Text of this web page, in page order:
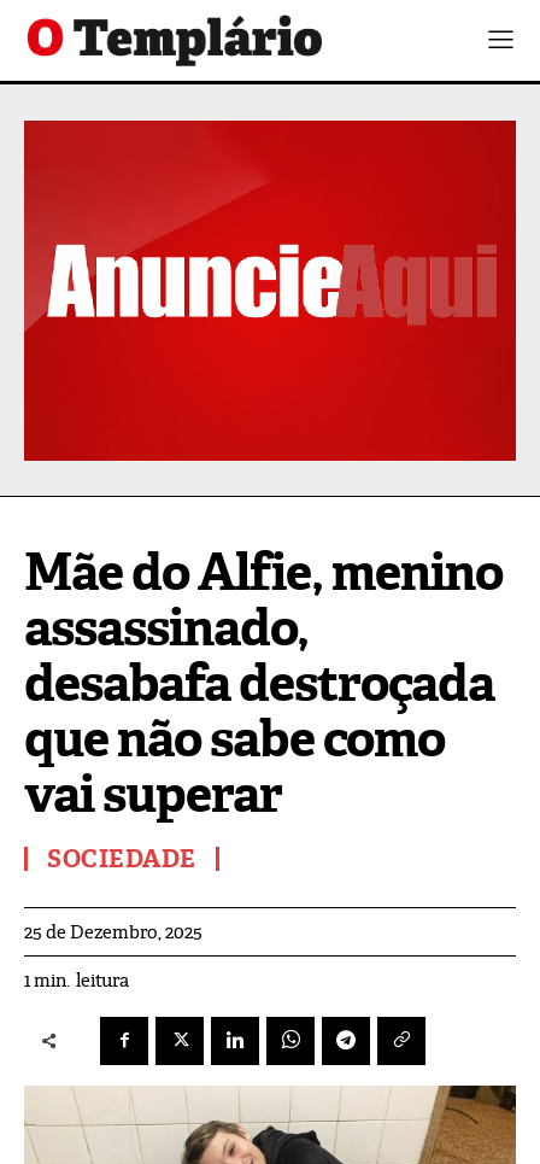
Mãe do Alfie, menino
assassinado,
desabafa destroçada
que não sabe como
vai superar
SOCIEDADE
25 de Dezembro, 2025
1min. leitura